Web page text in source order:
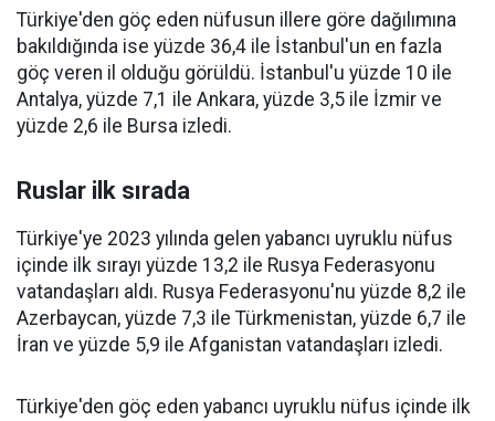
Türkiye'den göç eden nüfusun illere göre dağılımına
bakıldığında ise yüzde 36,4 ile İstanbul'un en fazla
göç veren il olduğu görüldü. İstanbul'u yüzde 10 ile
Antalya, yüzde 7,1 ile Ankara, yüzde 3,5 ile İzmir ve
yüzde 2,6 ile Bursa izledi.
Ruslar ilk sırada
Türkiye'ye 2023 yılında gelen yabancı uyruklu nüfus
içinde ilk sırayı yüzde 13,2 ile Rusya Federasyonu
vatandaşları aldı. Rusya Federasyonu'nu yüzde 8,2 ile
Azerbaycan, yüzde 7,3 ile Türkmenistan, yüzde 6,7 ile
İran ve yüzde 5,9 ile Afganistan vatandaşları izledi.
Türkiye'den göç eden yabancı uyruklu nüfus içinde ilk